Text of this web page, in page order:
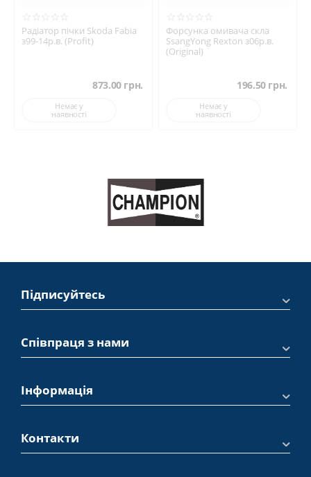
Радіатор пічки Skoda Fabia
з99-14р.в. (Profit)
873.00 грн.
Немає у
наявності
Форсунка омивача скла
SsangYong Rexton з06р.в.
(Original)
196.50 грн.
Немає у
наявності
Підписуйтесь
Співпраця з нами
Інформація
Контакти